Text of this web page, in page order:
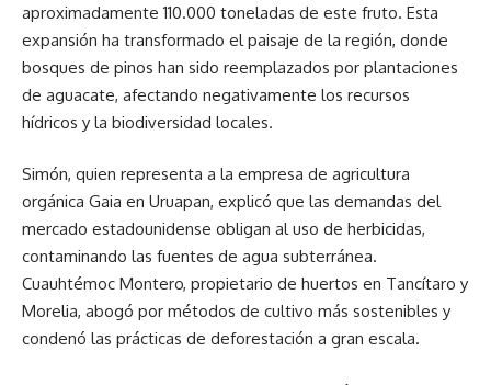
aproximadamente 110.000 toneladas de este fruto. Esta
expansión ha transformado el paisaje de la región, donde
bosques de pinos han sido reemplazados por plantaciones
de aguacate, afectando negativamente los recursos
hídricos y la biodiversidad locales.
Simón, quien representa a la empresa de agricultura
orgánica Gaia en Uruapan, explicó que las demandas del
mercado estadounidense obligan al uso de herbicidas,
contaminando las fuentes de agua subterránea.
Cuauhtémoc Montero, propietario de huertos en Tancítaro y
Morelia, abogó por métodos de cultivo más sostenibles y
condenó las prácticas de deforestación a gran escala.